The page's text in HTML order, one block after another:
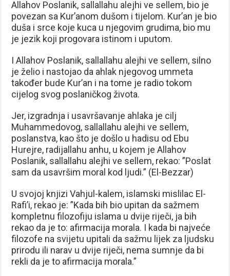
Allahov Poslanik, sallallahu alejhi ve sellem, bio je
povezan sa Kur’anom dušom i tijelom. Kur’an je bio
duša i srce koje kuca u njegovim grudima, bio mu
je jezik koji progovara istinom i uputom.
I Allahov Poslanik, sallallahu alejhi ve sellem, silno
je želio i nastojao da ahlak njegovog ummeta
također bude Kur’an i na tome je radio tokom
cijelog svog poslaničkog života.
Jer, izgradnja i usavršavanje ahlaka je cilj
Muhammedovog, sallallahu alejhi ve sellem,
poslanstva, kao što je došlo u hadisu od Ebu
Hurejre, radijallahu anhu, u kojem je Allahov
Poslanik, sallallahu alejhi ve sellem, rekao: ”Poslat
sam da usavršim moral kod ljudi.” (El-Bezzar)
U svojoj knjizi Vahjul-kalem, islamski mislilac El-
Rafi’i, rekao je: ”Kada bih bio upitan da sažmem
kompletnu filozofiju islama u dvije riječi, ja bih
rekao da je to: afirmacija morala. I kada bi najveće
filozofe na svijetu upitali da sažmu lijek za ljudsku
prirodu ili narav u dvije riječi, nema sumnje da bi
rekli da je to afirmacija morala.”